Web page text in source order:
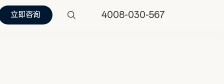
立即咨询 4008-030-567